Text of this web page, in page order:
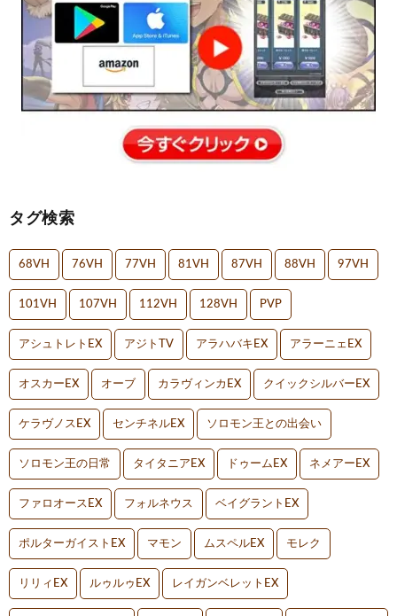
タグ検索
68VH 76VH 77VH 81VH 87VH 88VH 97VH
101VH 107VH 112VH 128VH PVP
アシュトレトEX アジトTV アラハバキEX アラーニェEX
オスカーEX オーブ カラヴィンカEX クイックシルバーEX
ケラヴノスEX センチネルEX ソロモン王との出会い
ソロモン王の日常 タイタニアEX ドゥームEX ネメアーEX
ファロオースEX フォルネウス ベイグラントEX
ポルターガイストEX マモン ムスペルEX モレク
リリィEX ルゥルゥEX レイガンベレットEX